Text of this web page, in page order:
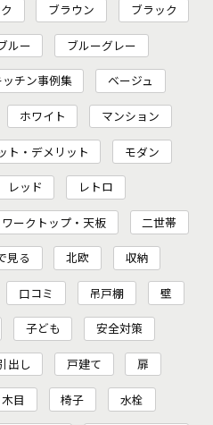
ブラウン ブラック
ルー ブルーグレー
チン事例集 ベージュ
ホワイト マンション
ト・デメリット モダン
レッド レトロ
ワークトップ・天板 二世帯
見る 北欧 収納
口コミ 吊戸棚 壁
子ども 安全対策
出し 戸建て 扉
木目 椅子 水栓